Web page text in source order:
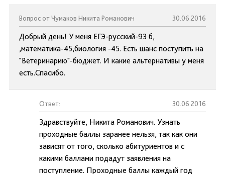
Вопрос от Чумаков Никита Романович 30.06.2016
Добрый день! У меня ЕГЭ-русский-93 б,
,математика-45,биология -45. Есть шанс поступить на
"Ветеринарию"-бюджет. И какие альтернативы у меня
есть.Спасибо.
Ответ: 30.06.2016
Здравствуйте, Никита Романович. Узнать
проходные баллы заранее нельзя, так как они
зависят от того, сколько абитуриентов и с
какими баллами подадут заявления на
поступление. Проходные баллы каждый год